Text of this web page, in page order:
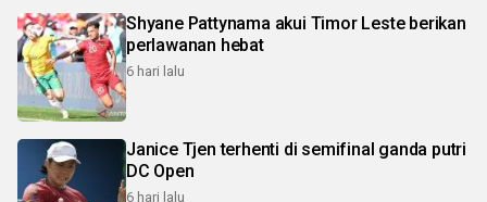
Shyane Pattynama akui Timor Leste berikan
perlawanan hebat
6 hari lalu
Janice Tjen terhenti di semifinal ganda putri
DC Open
6 hari lalu